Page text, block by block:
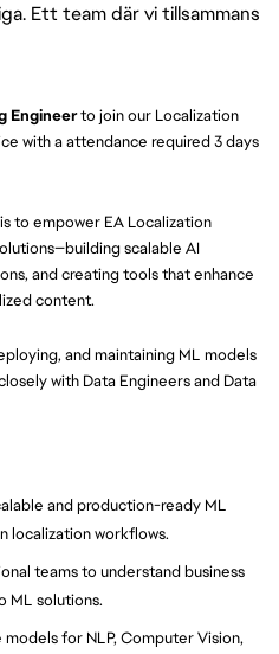
Ett team där vi tillsammans
Engineerto join our Localization
with a attendance required 3 days
to empower EA Localization
scalable AI
and creating tools that enhance
content.
and maintaining ML models
with Data Engineers and Data
and production-ready ML
localization workflows.
teams to understand business
ML solutions.
for NLP, Computer Vision,